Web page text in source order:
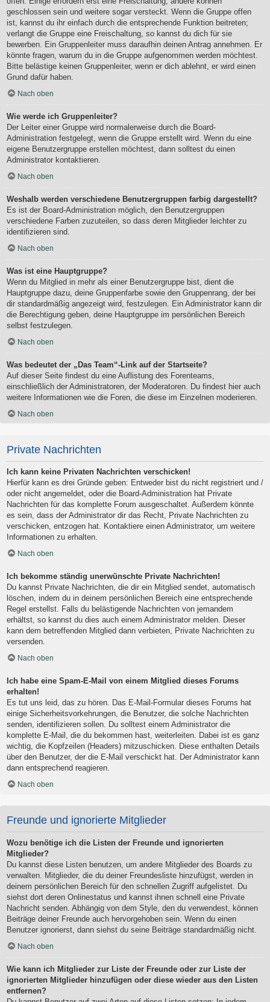
geschlossen sein und weitere sogar versteckt. Wenn die Gruppe offen
ist, kannst du ihr einfach durch die entsprechende Funktion beitreten;
verlangt die Gruppe eine Freischaltung, so kannst du dich für sie
bewerben. Ein Gruppenleiter muss daraufhin deinen Antrag annehmen. Er
könnte fragen, warum du in die Gruppe aufgenommen werden möchtest.
Bitte belästige keinen Gruppenleiter, wenn er dich ablehnt, er wird einen
Grund dafür haben.
Nach oben
Wie werde ich Gruppenleiter?
Der Leiter einer Gruppe wird normalerweise durch die Board-
Administration festgelegt, wenn die Gruppe erstellt wird. Wenn du eine
eigene Benutzergruppe erstellen möchtest, dann solltest du einen
Administrator kontaktieren.
Nach oben
Weshalb werden verschiedene Benutzergruppen farbig dargestellt?
Es ist der Board-Administration möglich, den Benutzergruppen
verschiedene Farben zuzuteilen, so dass deren Mitglieder leichter zu
identifizieren sind.
Nach oben
Was ist eine Hauptgruppe?
Wenn du Mitglied in mehr als einer Benutzergruppe bist, dient die
Hauptgruppe dazu, deine Gruppenfarbe sowie den Gruppenrang, der bei
dir standardmäßig angezeigt wird, festzulegen. Ein Administrator kann dir
die Berechtigung geben, deine Hauptgruppe im persönlichen Bereich
selbst festzulegen.
Nach oben
Was bedeutet der „Das Team“-Link auf der Startseite?
Auf dieser Seite findest du eine Auflistung des Forenteams,
einschließlich der Administratoren, der Moderatoren. Du findest hier auch
weitere Informationen wie die Foren, die diese im Einzelnen moderieren.
Nach oben
Private Nachrichten
Ich kann keine Privaten Nachrichten verschicken!
Hierfür kann es drei Gründe geben: Entweder bist du nicht registriert und /
oder nicht angemeldet, oder die Board-Administration hat Private
Nachrichten für das komplette Forum ausgeschaltet. Außerdem könnte
es sein, dass der Administrator dir das Recht, Private Nachrichten zu
verschicken, entzogen hat. Kontaktiere einen Administrator, um weitere
Informationen zu erhalten.
Nach oben
Ich bekomme ständig unerwünschte Private Nachrichten!
Du kannst Private Nachrichten, die dir ein Mitglied sendet, automatisch
löschen, indem du in deinem persönlichen Bereich eine entsprechende
Regel erstellst. Falls du belästigende Nachrichten von jemandem
erhältst, so kannst du dies auch einem Administrator melden. Dieser
kann dem betreffenden Mitglied dann verbieten, Private Nachrichten zu
versenden.
Nach oben
Ich habe eine Spam-E-Mail von einem Mitglied dieses Forums
erhalten!
Es tut uns leid, das zu hören. Das E-Mail-Formular dieses Forums hat
einige Sicherheitsvorkehrungen, die Benutzer, die solche Nachrichten
senden, identifizieren sollen. Du solltest einem Administrator die
komplette E-Mail, die du bekommen hast, weiterleiten. Dabei ist es ganz
wichtig, die Kopfzeilen (Headers) mitzuschicken. Diese enthalten Details
über den Benutzer, der die E-Mail verschickt hat. Der Administrator kann
dann entsprechend reagieren.
Nach oben
Freunde und ignorierte Mitglieder
Wozu benötige ich die Listen der Freunde und ignorierten
Mitglieder?
Du kannst diese Listen benutzen, um andere Mitglieder des Boards zu
verwalten. Mitglieder, die du deiner Freundesliste hinzufügst, werden in
deinem persönlichen Bereich für den schnellen Zugriff aufgelistet. Du
siehst dort deren Onlinestatus und kannst ihnen schnell eine Private
Nachricht senden. Abhängig von dem Style, den du verwendest, können
Beiträge deiner Freunde auch hervorgehoben sein. Wenn du einen
Benutzer ignorierst, dann siehst du seine Beiträge standardmäßig nicht.
Nach oben
Wie kann ich Mitglieder zur Liste der Freunde oder zur Liste der
ignorierten Mitglieder hinzufügen oder diese wieder aus den Listen
entfernen?